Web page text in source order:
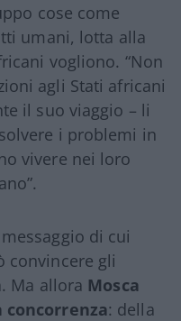
cose come
umani, lotta alla
vogliono. “Non
agli Stati africani
il suo viaggio – li
i problemi in
vivere nei loro
di cui
convincere gli
Ma allora Mosca
: della